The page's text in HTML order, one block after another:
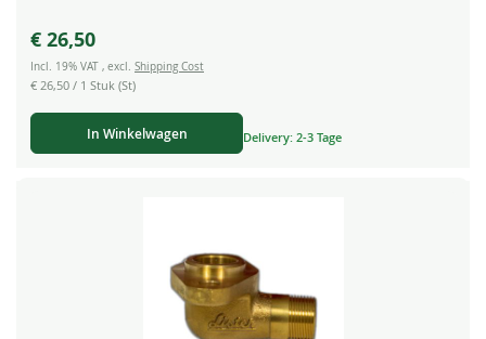
€ 26,50
Incl. 19% VAT , excl. Shipping Cost
€ 26,50 / 1 Stuk (St)
In Winkelwagen Delivery: 2-3 Tage